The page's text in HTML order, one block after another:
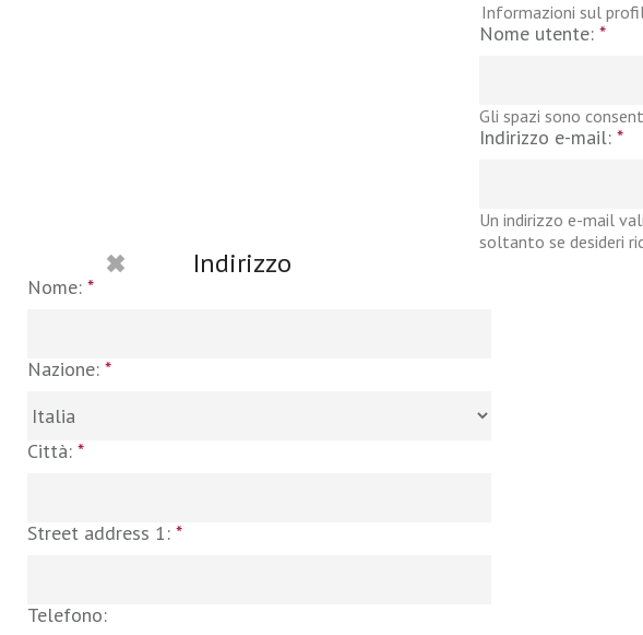
Informazioni sul
Nome utente: *
Gli spazi sono
Indirizzo e-mail: *
Un indirizzo e-mail
soltanto se desideri
Indirizzo
Nome: *
Nazione: *
Città: *
Street address 1: *
Telefono: